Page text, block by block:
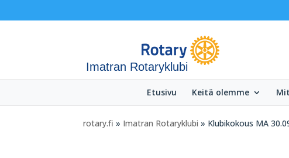
Imatran Rotaryklubi
Etusivu Keitä olemme
rotary.fi » Imatran Rotaryklubi » Klubikokous MA